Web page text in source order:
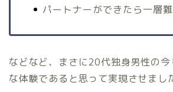
パートナーができたら一層難
などなど、まさに20代独身男性の
な体験であると思って実現させまし